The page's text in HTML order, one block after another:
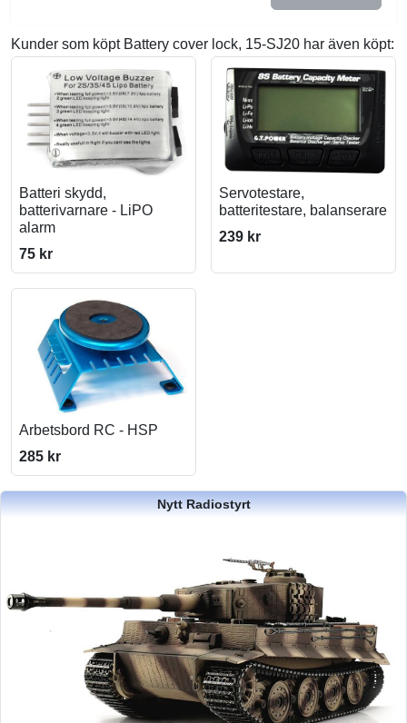
Kunder som köpt Battery cover lock, 15-SJ20 har även köpt:
Batteri skydd,
batterivarnare - LiPO
alarm
75 kr
Servotestare,
batteritestare, balanserare
239 kr
Arbetsbord RC - HSP
285 kr
Nytt Radiostyrt